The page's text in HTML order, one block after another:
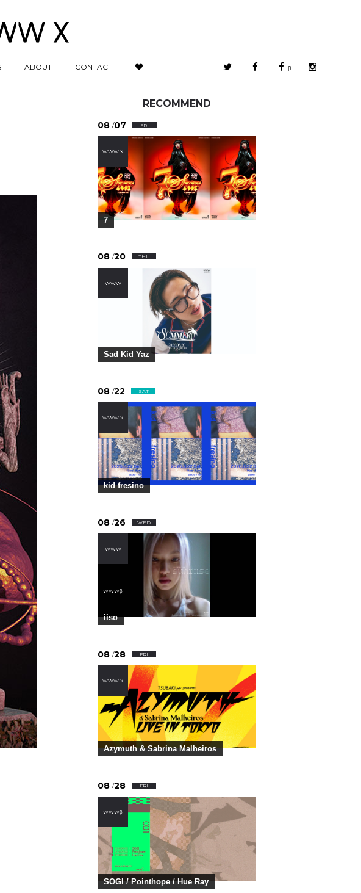
ABOUT CONTACT β
RECOMMEND
08 /07 FRI
WWW X
7
08 /20 THU
WWW
Sad Kid Yaz
08 /22 SAT
WWW X
kid fresino
08 /26 WED
WWW
WWWβ
iiso
08 /28 FRI
WWW X
Azymuth & Sabrina Malheiros
08 /28 FRI
WWWβ
SOGI / Pointhope / Hue Ray